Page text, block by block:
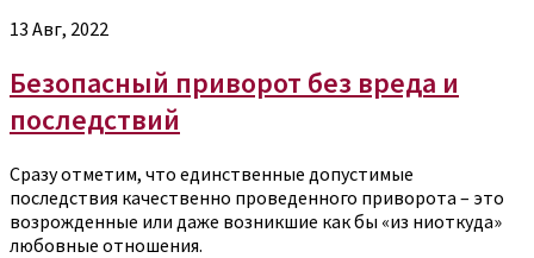
13 Авг, 2022
Безопасный приворот без вреда и
последствий
Сразу отметим, что единственные допустимые
последствия качественно проведенного приворота – это
возрожденные или даже возникшие как бы «из ниоткуда»
любовные отношения.